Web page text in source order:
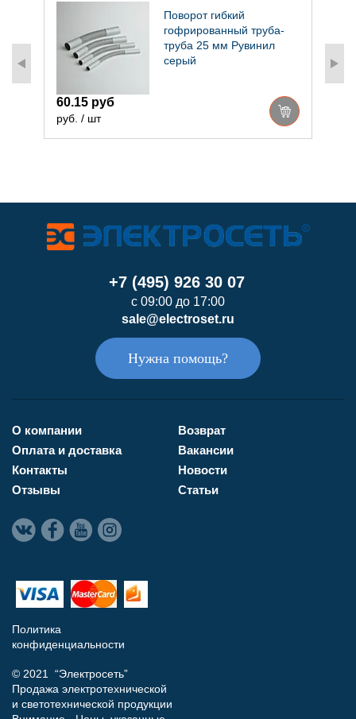
Поворот гибкий
гофрированный труба-
труба 25 мм Рувинил
серый
60.15 руб
руб. / шт
+7 (495) 926 30 07
с 09:00 до 17:00
sale@electroset.ru
Нужна помощь?
О компании
Оплата и доставка
Контакты
Отзывы
Возврат
Вакансии
Новости
Статьи
Политика
конфиденциальности
© 2021 “Электросеть”
Продажа электротехнической
и светотехнической продукции